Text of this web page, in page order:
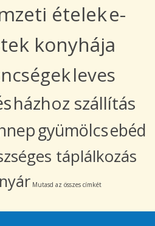
ételeke-
konyhája
leves
házhoz szállítás
gyümölcsebéd
táplálkozás
nyár Mutasd az összes címkét